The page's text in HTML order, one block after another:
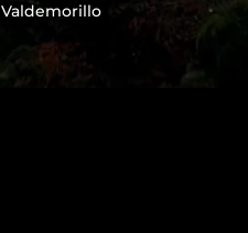
Valdemorillo